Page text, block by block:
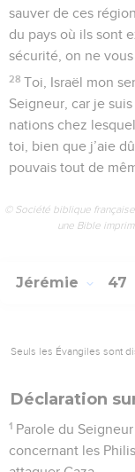
sauver de ces
du pays où ils sont
sécurité, on ne
28 Toi, Israël mon
Seigneur, car je
nations chez
toi, bien que j’aie
pouvais tout de
© Société biblique
une Bible
Jérémie 47
Seuls les Évangiles sont
Déclaration
1 Parole du
concernant les